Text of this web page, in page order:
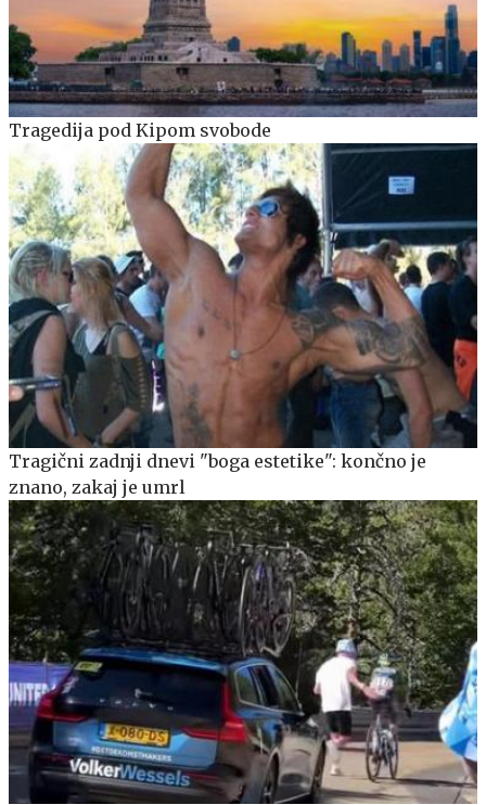
Tragedija pod Kipom svobode
Tragični zadnji dnevi "boga estetike": končno je
znano, zakaj je umrl